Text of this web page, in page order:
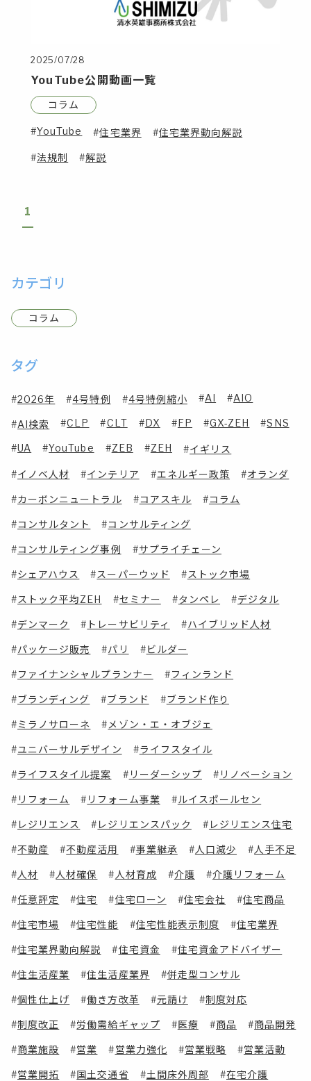
2025/07/28
YouTube公開動画一覧
コラム
YouTube 住宅業界 住宅業界動向解説
法規制 解説
1
カテゴリ
コラム
タグ
2026年 4号特例 4号特例縮小 AI AIO
AI検索 CLP CLT DX FP GX-ZEH SNS
UA YouTube ZEB ZEH イギリス
イノベ人材 インテリア エネルギー政策 オランダ
カーボンニュートラル コアスキル コラム
コンサルタント コンサルティング
コンサルティング事例 サプライチェーン
シェアハウス スーパーウッド ストック市場
ストック平均ZEH セミナー タンペレ デジタル
デンマーク トレーサビリティ ハイブリッド人材
パッケージ販売 パリ ビルダー
ファイナンシャルプランナー フィンランド
ブランディング ブランド ブランド作り
ミラノサローネ メゾン・エ・オブジェ
ユニバーサルデザイン ライフスタイル
ライフスタイル提案 リーダーシップ リノベーション
リフォーム リフォーム事業 ルイスポールセン
レジリエンス レジリエンスパック レジリエンス住宅
不動産 不動産活用 事業継承 人口減少 人手不足
人材 人材確保 人材育成 介護 介護リフォーム
任意評定 住宅 住宅ローン 住宅会社 住宅商品
住宅市場 住宅性能 住宅性能表示制度 住宅業界
住宅業界動向解説 住宅資金 住宅資金アドバイザー
住生活産業 住生活産業界 併走型コンサル
個性仕上げ 働き方改革 元請け 制度対応
制度改正 労働需給ギャップ 医療 商品 商品開発
商業施設 営業 営業力強化 営業戦略 営業活動
営業開拓 国土交通省 土間床外周部 在宅介護